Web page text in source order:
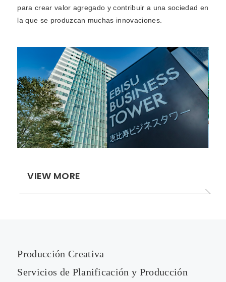
para crear valor agregado y contribuir a una sociedad en
la que se produzcan muchas innovaciones.
VIEW MORE
Producción Creativa
Servicios de Planificación y Producción